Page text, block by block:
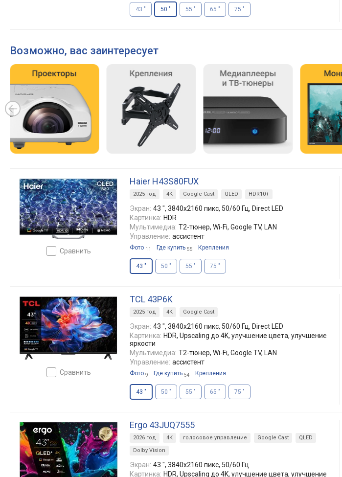
43 " 50 " 55 " 65 " 75 "
Возможно, вас заинтересует
сравнить
Haier H43S80FUX
2025 год 4K Google Cast QLED HDR10+
Экран: 43 ", 3840x2160 пикс, 50/60 Гц, Direct LED
Картинка: HDR
Мультимедиа: T2-тюнер, Wi-Fi, Google TV, LAN
Управление: ассистент
Фото 11 Где купить 55 Крепления
43 " 50 " 55 " 75 "
сравнить
TCL 43P6K
2025 год 4K Google Cast
Экран: 43 ", 3840x2160 пикс, 50/60 Гц, Direct LED
Картинка: HDR, Upscaling до 4K, улучшение цвета, улучшение
яркости
Мультимедиа: T2-тюнер, Wi-Fi, Google TV, LAN
Управление: ассистент
Фото 9 Где купить 54 Крепления
43 " 50 " 55 " 65 " 75 "
Ergo 43JUQ7555
2026 год 4K голосовое управление Google Cast
QLED
Dolby Vision
Экран: 43 ", 3840x2160 пикс, 50/60 Гц
Картинка: HDR, Upscaling до 4K, улучшение цвета, улучшение